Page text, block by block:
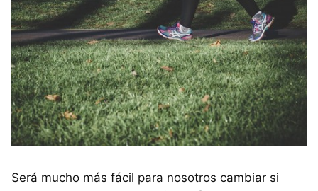
Será mucho más fácil para nosotros cambiar si